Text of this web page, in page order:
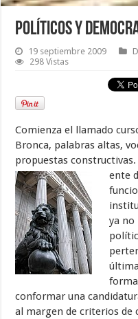
Políticos y
19 septiembre 2009
298 Vistas
Comienza el llamado
Bronca, palabras altas,
propuestas
ente
ya
conformar una
al margen de criterios de